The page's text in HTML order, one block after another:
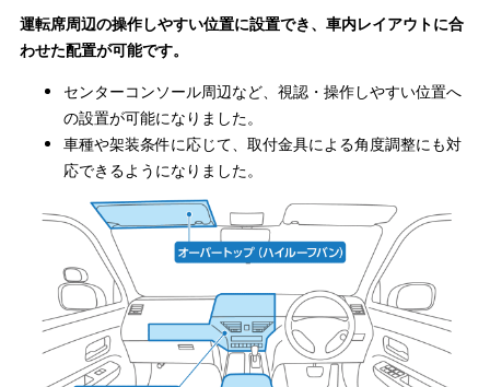
運転席周辺の操作しやすい位置に設置でき、車内レイアウトに合
わせた配置が可能です。
センターコンソール周辺など、視認・操作しやすい位置へ
の設置が可能になりました。
車種や架装条件に応じて、取付金具による角度調整にも対
応できるようになりました。